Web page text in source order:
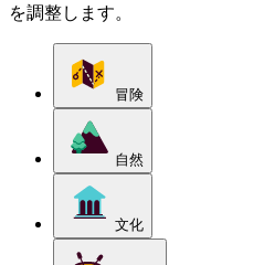
を調整します。
冒険
自然
文化